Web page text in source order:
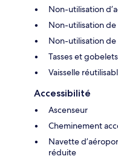
Non-utilisation
Non-utilisation
Non-utilisation de
Tasses et
Vaisselle
Accessibilité
Ascenseur
Cheminement
Navette
réduite